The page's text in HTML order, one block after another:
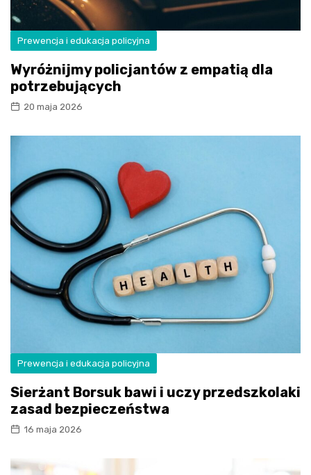
Prewencja i edukacja policyjna
Wyróżnijmy policjantów z empatią dla
potrzebujących
20 maja 2026
Prewencja i edukacja policyjna
Sierżant Borsuk bawi i uczy przedszkolaki
zasad bezpieczeństwa
16 maja 2026